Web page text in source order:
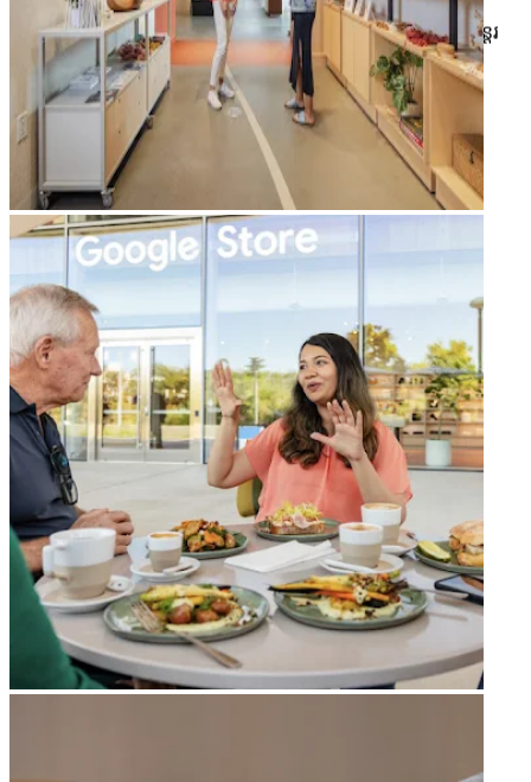
ទទួលបានការបំផុសគំនិតតាមរយៈស្នាដៃសិល្បៈបែបស្រមើស្រមៃ និងអន្តរ
arrow_forward